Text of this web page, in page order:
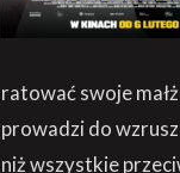
ratować swoje
prowadzi do
niż wszystkie